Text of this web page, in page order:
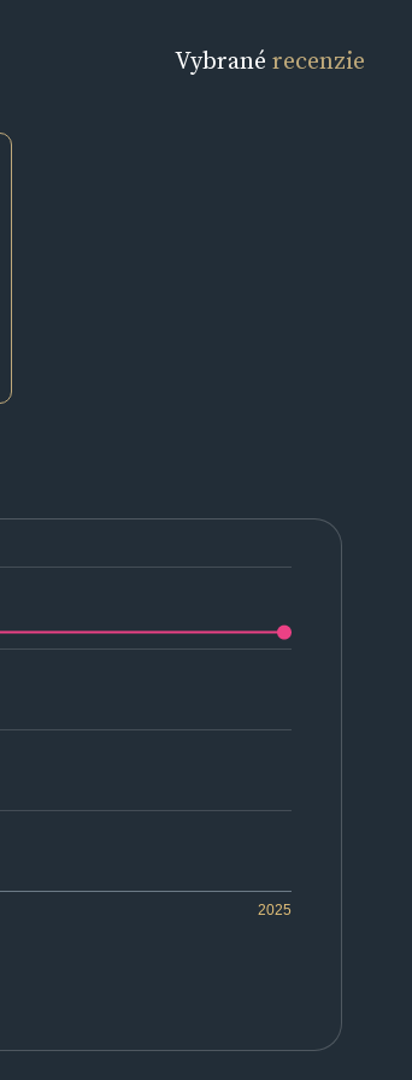
Vybrané recenzie
2025